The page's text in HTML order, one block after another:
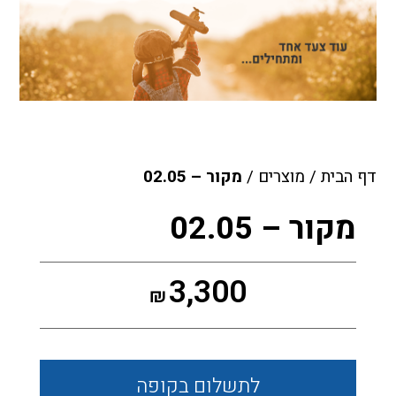
דף הבית / מוצרים / מקור – 02.05
מקור – 02.05
₪3,300
לתשלום בקופה